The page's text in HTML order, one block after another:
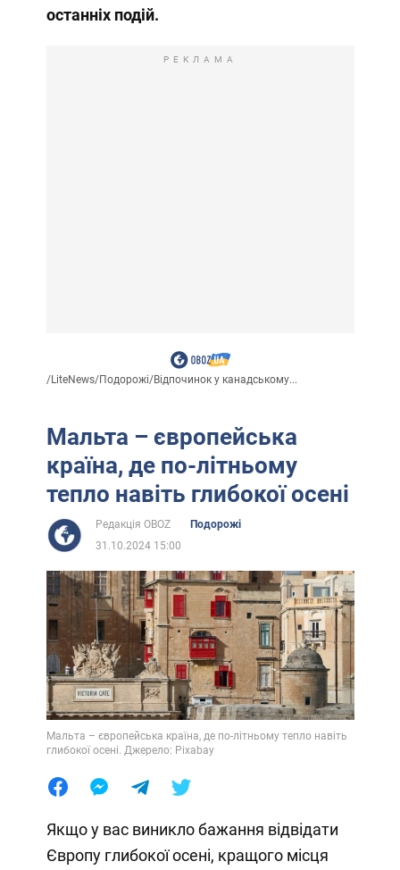
останніх подій.
РЕКЛАМА
/LiteNews/Подорожі/Відпочинок у канадському...
Мальта – європейська
країна, де по-літньому
тепло навіть глибокої осені
Редакція OBOZ
Подорожі
31.10.2024 15:00
Мальта – європейська країна, де по-літньому тепло навіть
глибокої осені. Джерело: Pixabay
Якщо у вас виникло бажання відвідати
Європу глибокої осені, кращого місця